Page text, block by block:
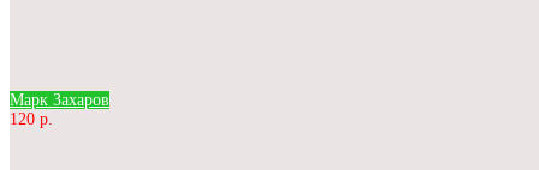
Марк Захаров
120 р.